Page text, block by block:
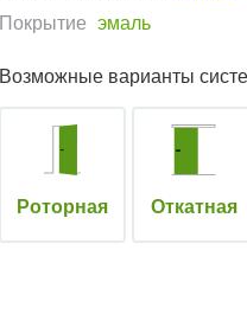
Покрытие эмаль
Возможные варианты
Роторная Откатная